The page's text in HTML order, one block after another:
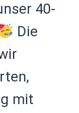
40-
Die
mit